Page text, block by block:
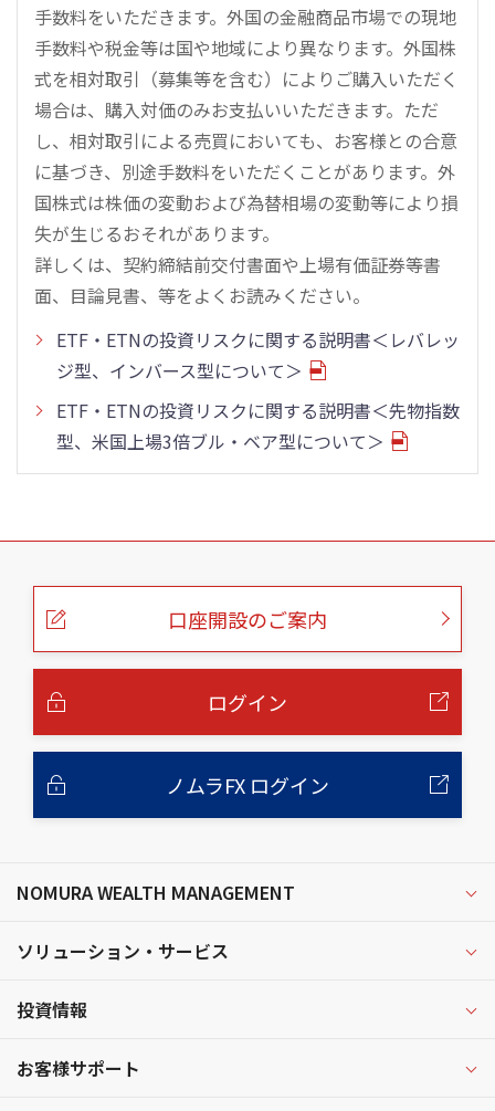
手数料をいただきます。外国の金融商品市場での現地
手数料や税金等は国や地域により異なります。外国株
式を相対取引（募集等を含む）によりご購入いただく
場合は、購入対価のみお支払いいただきます。ただ
し、相対取引による売買においても、お客様との合意
に基づき、別途手数料をいただくことがあります。外
国株式は株価の変動および為替相場の変動等により損
失が生じるおそれがあります。
詳しくは、契約締結前交付書面や上場有価証券等書
面、目論見書、等をよくお読みください。
ETF・ETNの投資リスクに関する説明書＜レバレッ
ジ型、インバース型について＞
ETF・ETNの投資リスクに関する説明書＜先物指数
型、米国上場3倍ブル・ベア型について＞
こ
口座開設のご案内
ログイン
ノムラFX ログイン
NOMURA WEALTH MANAGEMENT
ソリューション・サービス
投資情報
お客様サポート